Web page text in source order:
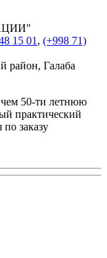
15 01, (+998 71)
район, Галаба
чем 50-ти летнюю
практический
заказу